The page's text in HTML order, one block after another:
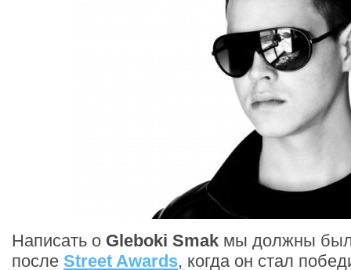
Написать о Gleboki Smak мы должны
после Street Awards, когда он стал